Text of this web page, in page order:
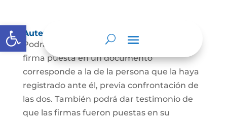
Abrir barra de herramientas
Autenticación de Firma
Podrá dar testimonio escrito de que la
firma puesta en un documento
corresponde a la de la persona que la haya
registrado ante él, previa confrontación de
las dos. También podrá dar testimonio de
que las firmas fueron puestas en su